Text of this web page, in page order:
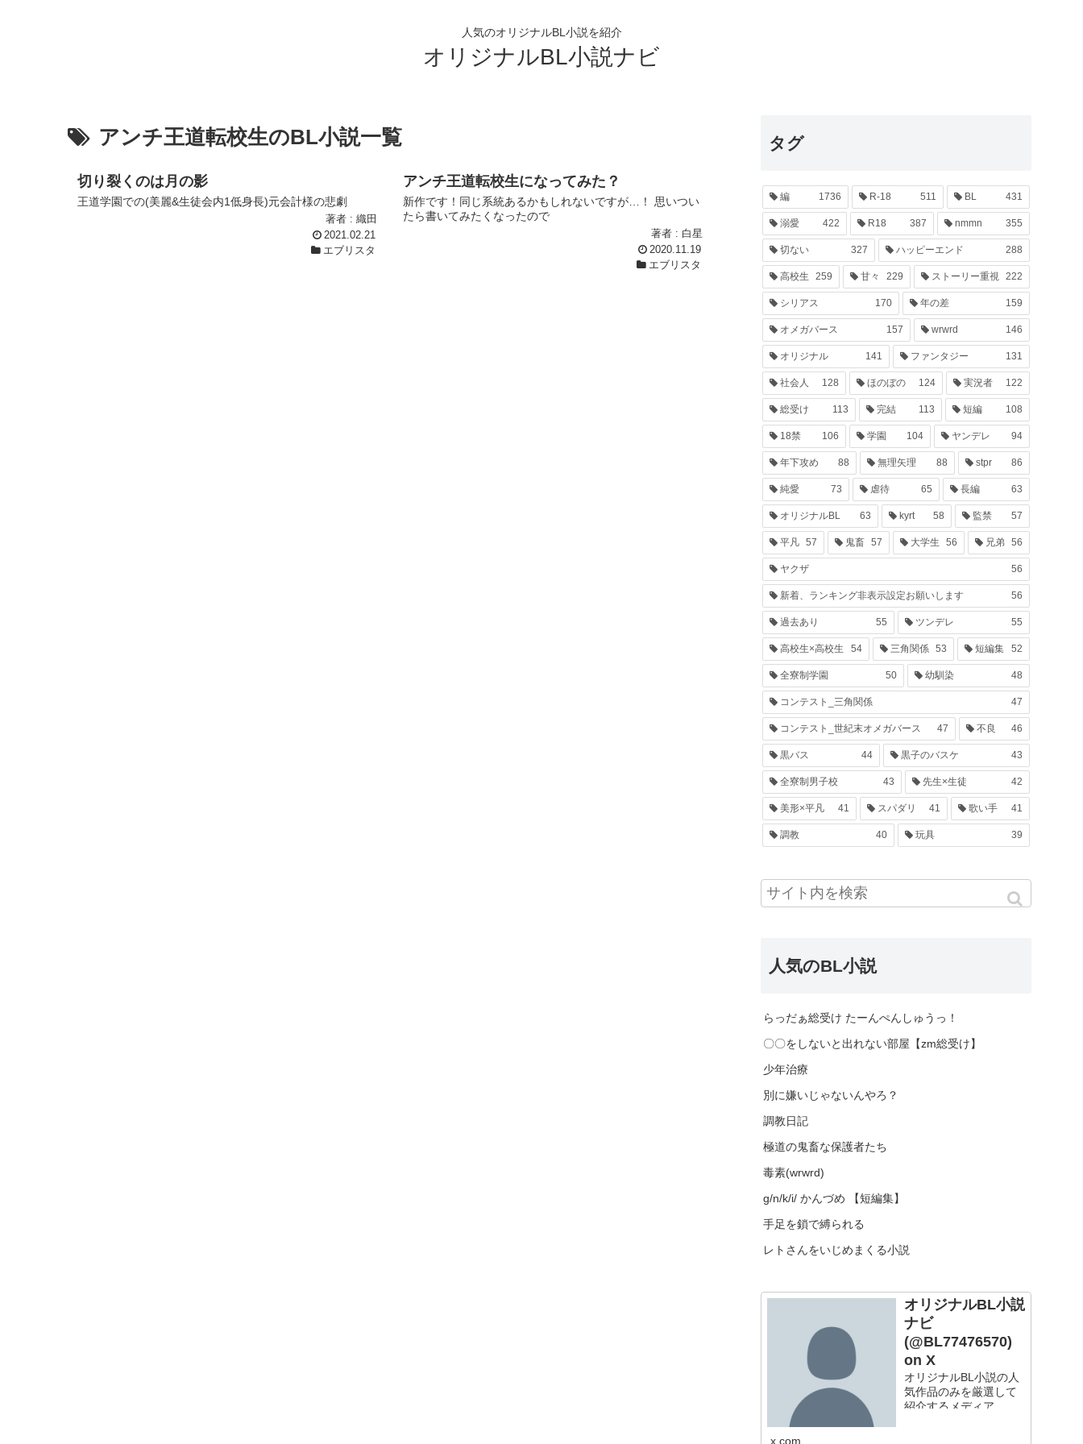
人気のオリジナルBL小説を紹介
オリジナルBL小説ナビ
アンチ王道転校生のBL小説一覧
切り裂くのは月の影
王道学園での(美麗&生徒会内1低身長)元会計様の悲劇
著者 : 織田
2021.02.21
エブリスタ
アンチ王道転校生になってみた？
新作です！同じ系統あるかもしれないですが…！ 思いつい
たら書いてみたくなったので
著者 : 白星
2020.11.19
エブリスタ
タグ
編 1736 R-18 511 BL 431
溺愛 422 R18 387 nmmn 355
切ない 327 ハッピーエンド 288
高校生 259 甘々 229 ストーリー重視 222
シリアス 170 年の差 159
オメガバース 157 wrwrd 146
オリジナル 141 ファンタジー 131
社会人 128 ほのぼの 124 実況者 122
総受け 113 完結 113 短編 108
18禁 106 学園 104 ヤンデレ 94
年下攻め 88 無理矢理 88 stpr 86
純愛 73 虐待 65 長編 63
オリジナルBL 63 kyrt 58 監禁 57
平凡 57 鬼畜 57 大学生 56 兄弟 56
ヤクザ 56
新着、ランキング非表示設定お願いします 56
過去あり 55 ツンデレ 55
高校生×高校生 54 三角関係 53 短編集 52
全寮制学園 50 幼馴染 48
コンテスト_三角関係 47
コンテスト_世紀末オメガバース 47 不良 46
黒バス 44 黒子のバスケ 43
全寮制男子校 43 先生×生徒 42
美形×平凡 41 スパダリ 41 歌い手 41
調教 40 玩具 39
人気のBL小説
らっだぁ総受け たーんぺんしゅうっ！
〇〇をしないと出れない部屋【zm総受け】
少年治療
別に嫌いじゃないんやろ？
調教日記
極道の鬼畜な保護者たち
毒素(wrwrd)
g/n/k/i/ かんづめ 【短編集】
手足を鎖で縛られる
レトさんをいじめまくる小説
オリジナルBL小説
ナビ
(@BL77476570)
on X
オリジナルBL小説の人
気作品のみを厳選して
紹介するメディア
x.com